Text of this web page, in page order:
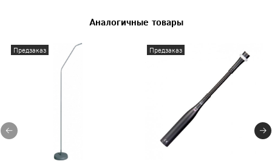
Аналогичные товары
Предзаказ Предзаказ